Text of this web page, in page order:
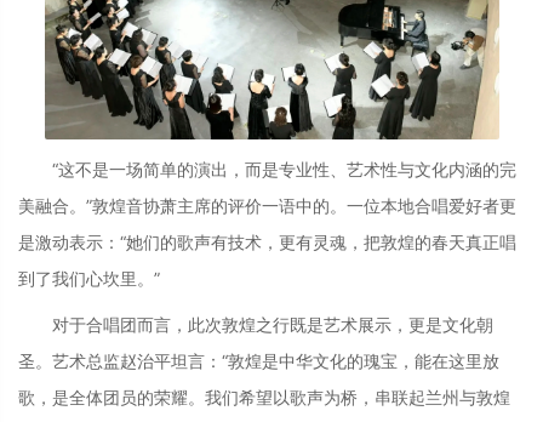
“这不是一场简单的演出，而是专业性、艺术性与文化内涵的完
美融合。”敦煌音协萧主席的评价一语中的。一位本地合唱爱好者更
是激动表示：“她们的歌声有技术，更有灵魂，把敦煌的春天真正唱
到了我们心坎里。”
对于合唱团而言，此次敦煌之行既是艺术展示，更是文化朝
圣。艺术总监赵治平坦言：“敦煌是中华文化的瑰宝，能在这里放
歌，是全体团员的荣耀。我们希望以歌声为桥，串联起兰州与敦煌